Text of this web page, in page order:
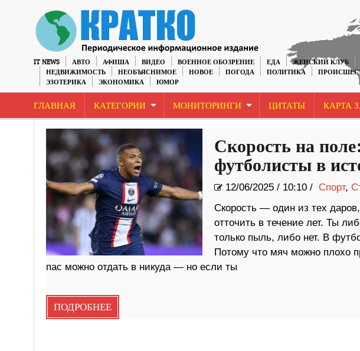
IT NEWS АВТО АФИША ВИДЕО ВОЕННОЕ ОБОЗРЕНИЕ ЕДА ЖЕНСКИЙ КЛУБ
НЕДВИЖИМОСТЬ
НЕОБЪЯСНИМОЕ НОВОЕ ПОГОДА ПОЛИТИКА
ЭЗОТЕРИКА
ЭКОНОМИКА ЮМОР
ГЛАВНАЯ КАТЕГОРИИ МОНИТОРИНГИ ЦИТАТЫ КАРТА
Скорость на
футболисты в
12/06/2025/ 10:10 / Спорт,
Скорость — один из тех
отточить в течение лет. Ты
только пыль, либо нет. В
Потому что мяч можно плохо
пас можно отдать в никуда — но если ты
ПОДРОБНЕЕ